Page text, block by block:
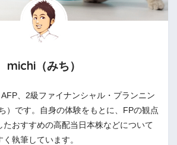
michi（みち）
、2級ファイナンシャル・プランニン
）です。自身の体験をもとに、FPの観点
たおすすめの高配当日本株などについて
執筆しています。